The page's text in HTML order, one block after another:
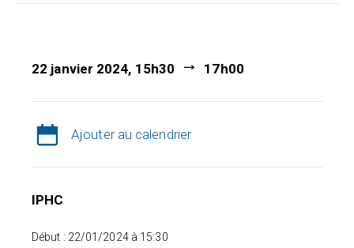
22 janvier 2024, 15h30 17h00
Ajouter au calendrier
IPHC
Début : 22/01/2024 à 15:30